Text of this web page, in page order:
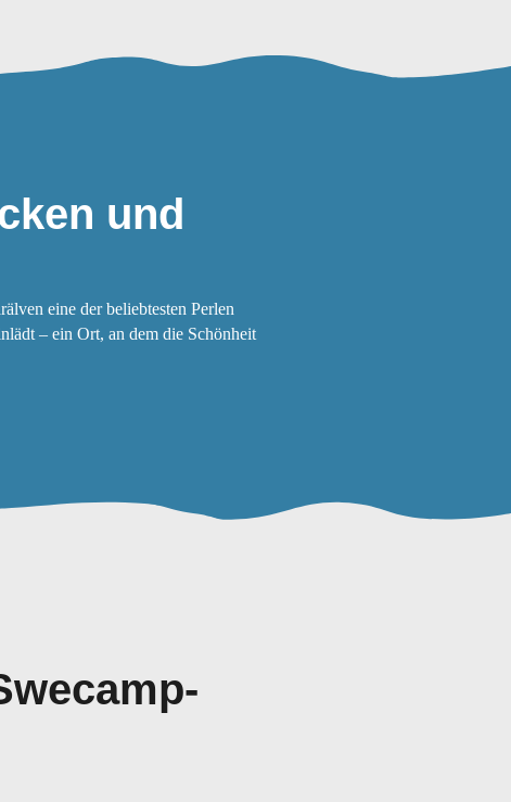
und
eine der beliebtesten Perlen
– ein Ort, an dem die Schönheit